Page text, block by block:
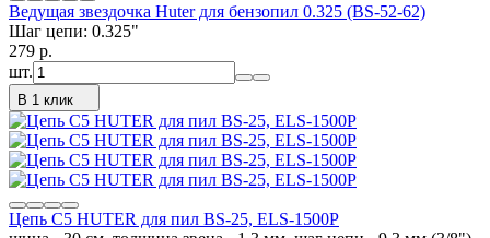
Ведущая звездочка Huter для бензопил 0.325 (BS-52-62)
Шаг цепи: 0.325"
279 p.
шт.
В 1 клик
Цепь C5 HUTER для пил BS-25, ELS-1500P